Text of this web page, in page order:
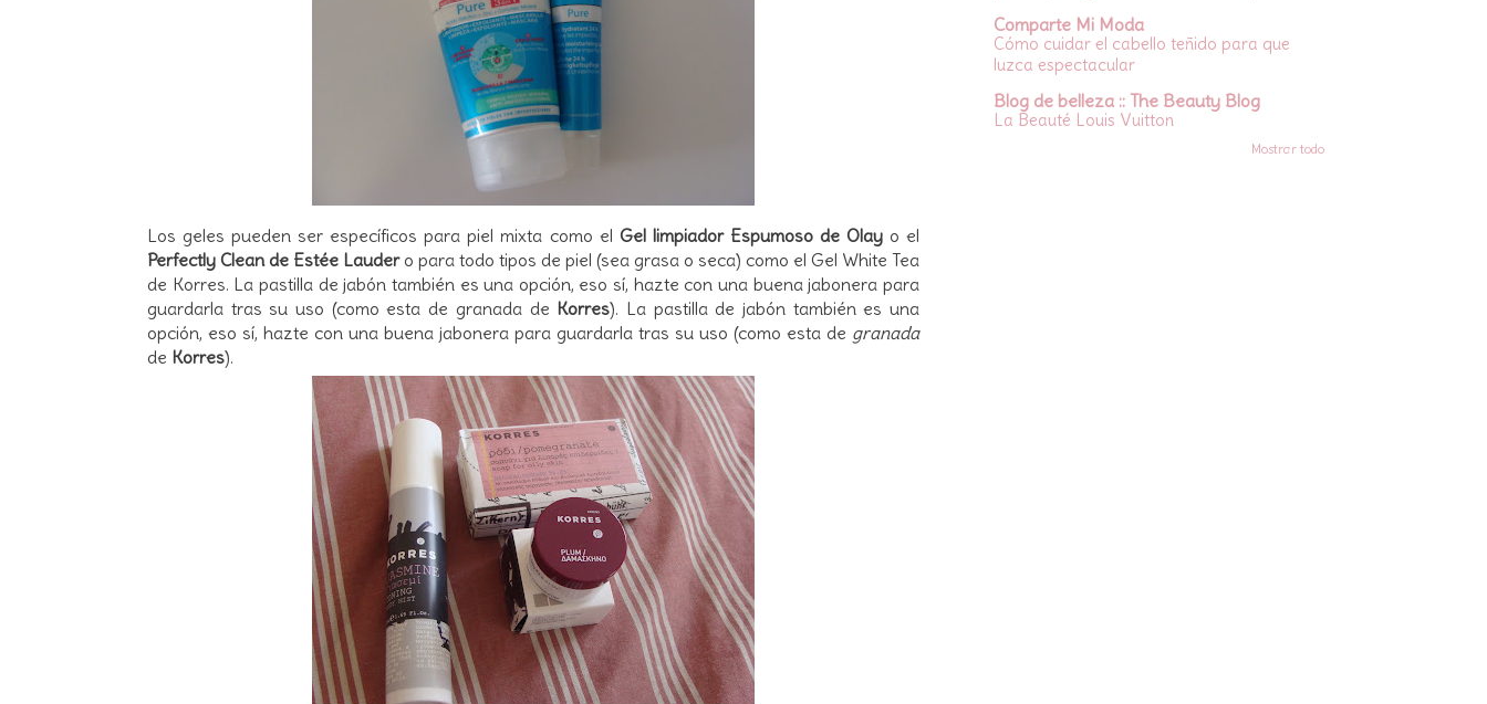
Los geles pueden ser específicos para piel mixta como el Gel limpiador Espumoso de Olayo el
Perfectly Clean de Estée Lauder o para todo tipos de piel (sea grasa o seca) como el Gel White Tea
de Korres. La pastilla de jabón también es una opción, eso sí, hazte con una buena jabonera para
guardarla tras su uso (como esta de granada de Korres). La pastilla de jabón también es una
opción, eso sí, hazte con una buena jabonera para guardarla tras su uso (como esta de granada
de Korres).
Comparte Mi Moda
Cómo cuidar el cabello teñido para que
luzca espectacular
Blog de belleza :: The Beauty Blog
La Beauté Louis Vuitton
Mostrar todo